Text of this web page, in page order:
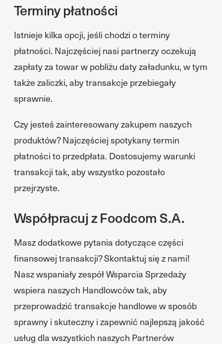
Terminy płatności
Istnieje kilka opcji, jeśli chodzi o terminy
płatności. Najczęściej nasi partnerzy oczekują
zapłaty za towar w pobliżu daty załadunku, w tym
także zaliczki, aby transakcje przebiegały
sprawnie.
Czy jesteś zainteresowany zakupem naszych
produktów? Najczęściej spotykany termin
płatności to przedpłata. Dostosujemy warunki
transakcji tak, aby wszystko pozostało
przejrzyste.
Współpracuj z Foodcom S.A.
Masz dodatkowe pytania dotyczące części
finansowej transakcji? Skontaktuj się z nami!
Nasz wspaniały zespół Wsparcia Sprzedaży
wspiera naszych Handlowców tak, aby
przeprowadzić transakcje handlowe w sposób
sprawny i skuteczny i zapewnić najlepszą jakość
usług dla wszystkich naszych Partnerów